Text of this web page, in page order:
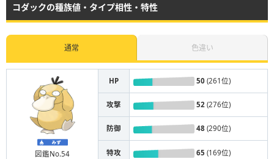
コダックの種族値・タイプ相性・特性
通常 色違い
図鑑No.54
HP 50 (261位)
攻撃 52 (276位)
防御 48 (290位)
特攻 65 (169位)